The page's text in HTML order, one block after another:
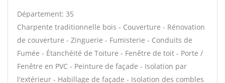
Département: 35
Charpente traditionnelle bois - Couverture - Rénovation
de couverture - Zinguerie - Fumisterie - Conduits de
Fumée - Étanchéité de Toiture - Fenêtre de toit - Porte /
Fenêtre en PVC - Peinture de façade - Isolation par
l'extérieur - Habillage de façade - Isolation des combles